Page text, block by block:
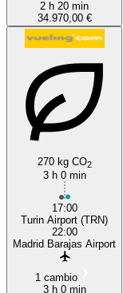
2 h 20 min
34.970,00 €
270 kg CO2
3 h 0 min
17:00
Turin Airport (TRN)
22:00
Madrid Barajas Airport
1 cambio
3 h 0 min